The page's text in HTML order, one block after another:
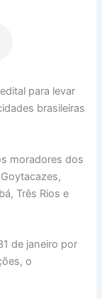
para levar
brasileiras
moradores dos
Três Rios e
de janeiro por
o